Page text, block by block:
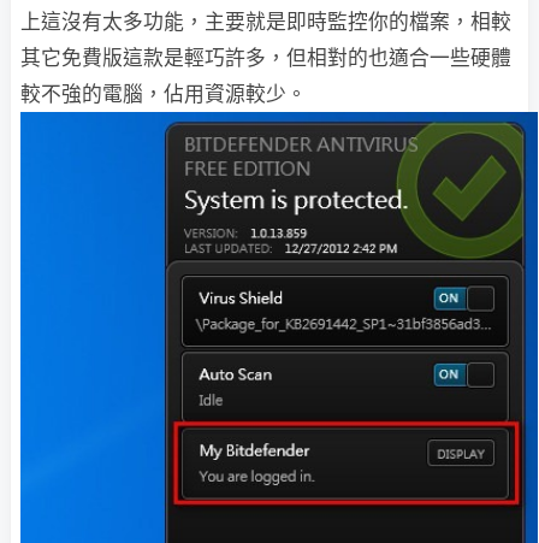
上這沒有太多功能，主要就是即時監控你的檔案，相較
其它免費版這款是輕巧許多，但相對的也適合一些硬體
較不強的電腦，佔用資源較少。